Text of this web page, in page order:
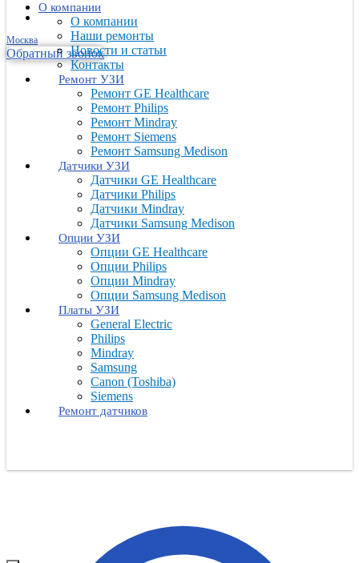
Москва
Обратный звонок
О компании
О компании
Наши ремонты
Новости и статьи
Контакты
Ремонт УЗИ
Ремонт GE Healthcare
Ремонт Philips
Ремонт Mindray
Ремонт Siemens
Ремонт Samsung Medison
Датчики УЗИ
Датчики GE Healthcare
Датчики Philips
Датчики Mindray
Датчики Samsung Medison
Опции УЗИ
Опции GE Healthcare
Опции Philips
Опции Mindray
Опции Samsung Medison
Платы УЗИ
General Electric
Philips
Mindray
Samsung
Canon (Toshiba)
Siemens
Ремонт датчиков